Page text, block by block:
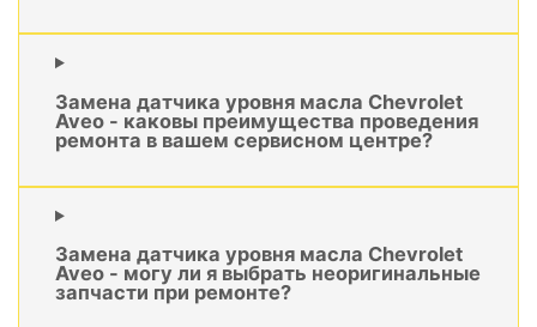
Замена датчика уровня масла Chevrolet
Aveo - каковы преимущества проведения
ремонта в вашем сервисном центре?
Замена датчика уровня масла Chevrolet
Aveo - могу ли я выбрать неоригинальные
запчасти при ремонте?